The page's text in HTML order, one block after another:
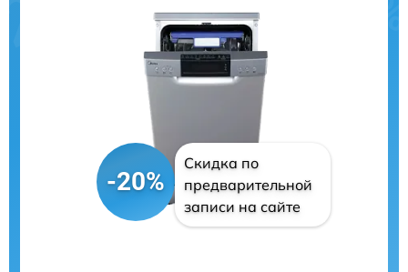
-20%
Скидка по
предварительной
записи на сайте